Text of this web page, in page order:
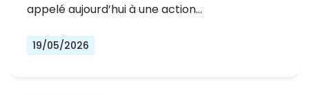
appelé aujourd’hui à une action…
19/05/2026